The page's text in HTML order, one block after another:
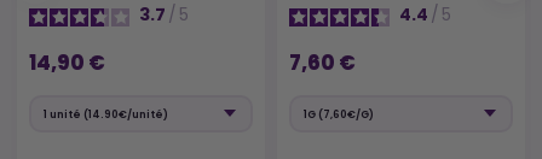
3.7 / 5
14,90 €
4.4 / 5
7,60 €